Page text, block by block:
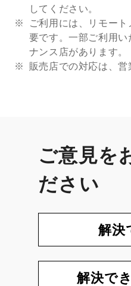
してください。
ご利用には、リモー
要です。一部ご利用
ナンス店があります。
販売店での対応は、営
ご意見を
ださい
解決
解決で